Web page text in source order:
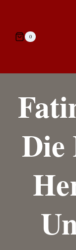
springen0
Die